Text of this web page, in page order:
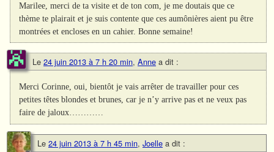
Marilee, merci de ta visite et de ton com, je me doutais que ce
thème te plairait et je suis contente que ces aumônières aient pu être
montrées et encloses en un cahier. Bonne semaine!
Le 24 juin 2013 à 7 h 20 min, Anne a dit :
Merci Corinne, oui, bientôt je vais arrêter de travailler pour ces
petites têtes blondes et brunes, car je n’y arrive pas et ne veux pas
faire de jaloux…………
Le 24 juin 2013 à 7 h 45 min, Joelle a dit :